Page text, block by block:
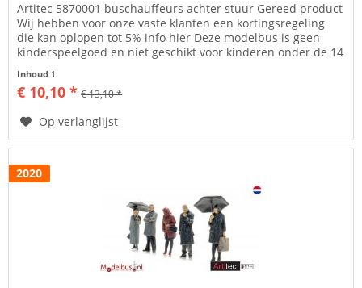
Artitec 5870001 buschauffeurs achter stuur Gereed product
Wij hebben voor onze vaste klanten een kortingsregeling
die kan oplopen tot 5% info hier Deze modelbus is geen
kinderspeelgoed en niet geschikt voor kinderen onder de 14
Inhoud 1
€ 10,10 * € 13,10 *
Op verlanglijst
2020